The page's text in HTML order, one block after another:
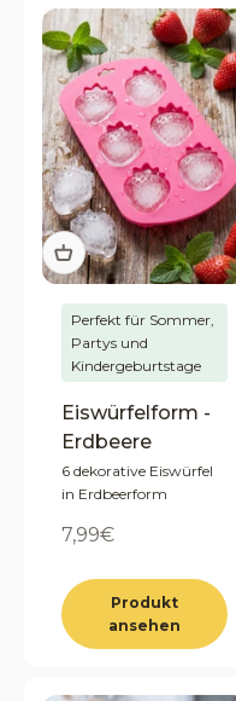
Perfekt für Sommer,
Partys und
Kindergeburtstage
Eiswürfelform -
Erdbeere
6 dekorative Eiswürfel
in Erdbeerform
Angebot
7,99€
Produkt
ansehen